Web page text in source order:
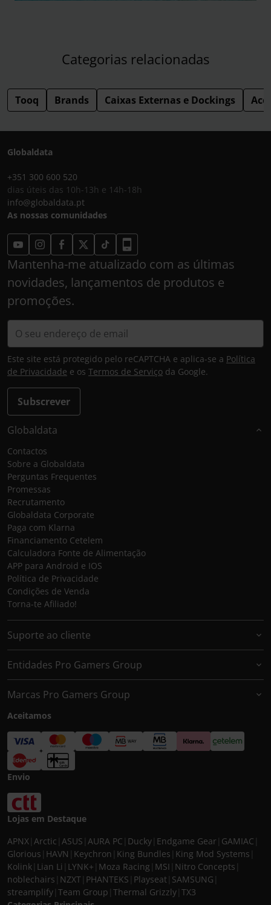
Categorias relacionadas
Tooq Brands Caixas Externas e Dockings
Globaldata
+351 300 600 520
dias úteis das 10h-13h e 14h-18h
info@globaldata.pt
As nossas comunidades
Mantenha-me atualizado com as últimas
novidades, lançamentos de produtos e
promoções.
Subscrever
Este site está protegido pelo reCAPTCHA e aplica-se a Política
de Privacidade e os Termos de Serviço da Google.
Globaldata
Contactos
Sobre a Globaldata
Perguntas Frequentes
Promessas
Recrutamento
Globaldata Corporate
Paga com Klarna
Financiamento Cetelem
Calculadora Fonte de Alimentação
APP para Android e IOS
Política de Privacidade
Condições de Venda
Torna-te Afiliado!
Suporte ao cliente
Entidades Pro Gamers Group
Marcas Pro Gamers Group
Aceitamos
Envio
Lojas em Destaque
APNX Arctic ASUS AURA PC Ducky Endgame Gear GAMIAC
Glorious HAVN Keychron King Bundles King Mod Systems
Kolink Lian Li LYNK+ Moza Racing MSI Nitro Concepts
noblechairs NZXT PHANTEKS Playseat SAMSUNG
streamplify Team Group Thermal Grizzly TX3